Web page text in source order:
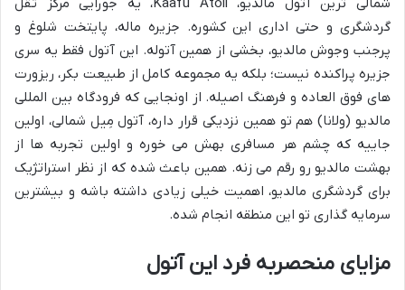
گردشگری و حتی اداری این کشوره. جزیره ماله، پایتخت شلوغ و
پرجنب وجوش مالدیو، بخشی از همین آتوله. این آتول فقط یه سری
جزیره پراکنده نیست؛ بلکه یه مجموعه کامل از طبیعت بکر، ریزورت
های فوق العاده و فرهنگ اصیله. از اونجایی که فرودگاه بین المللی
مالدیو (ولانا) هم تو همین نزدیکی قرار داره، آتول مِیل شمالی، اولین
جاییه که چشم هر مسافری بهش می خوره و اولین تجربه ها از
بهشت مالدیو رو رقم می زنه. همین باعث شده که از نظر استراتژیک
برای گردشگری مالدیو، اهمیت خیلی زیادی داشته باشه و بیشترین
سرمایه گذاری تو این منطقه انجام شده.
مزایای منحصربه فرد این آتول